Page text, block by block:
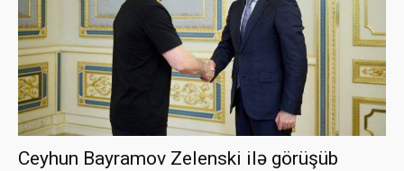
Ceyhun Bayramov Zelenski ilə görüşüb